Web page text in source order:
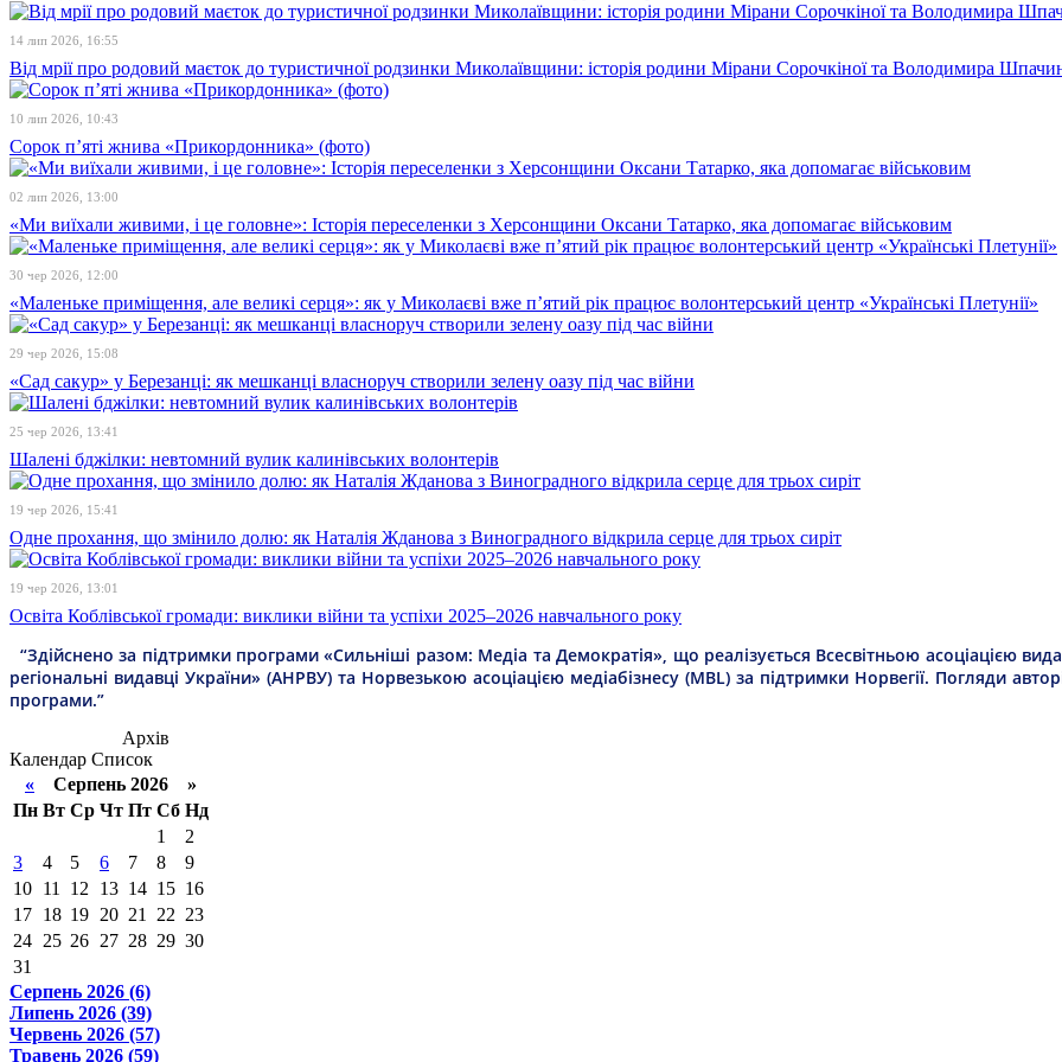
14 лип 2026, 16:55
Від мрії про родовий маєток до туристичної родзинки Миколаївщини: історія родини Мірани Сорочкіної та Володимира
10 лип 2026, 10:43
Сорок п’яті жнива «Прикордонника» (фото)
02 лип 2026, 13:00
«Ми виїхали живими, і це головне»: Історія переселенки з Херсонщини Оксани Татарко, яка допомагає військовим
30 чер 2026, 12:00
«Маленьке приміщення, але великі серця»: як у Миколаєві вже п’ятий рік працює волонтерський центр «Українські Плетунії»
29 чер 2026, 15:08
«Сад сакур» у Березанці: як мешканці власноруч створили зелену оазу під час війни
25 чер 2026, 13:41
Шалені бджілки: невтомний вулик калинівських волонтерів
19 чер 2026, 15:41
Одне прохання, що змінило долю: як Наталія Жданова з Виноградного відкрила серце для трьох сиріт
19 чер 2026, 13:01
Освіта Коблівської громади: виклики війни та успіхи 2025–2026 навчального року
“Здійснено за підтримки програми «Сильніші разом: Медіа та Демократія», що реалізується Всесвітньою асоціацією
регіональні видавці України» (АНРВУ) та Норвезькою асоціацією медіабізнесу (MBL) за підтримки Норвегії. Погляди
програми.”
Архів
Календар Список
« Серпень 2026 »
Пн Вт Ср Чт Пт Сб Нд
1
2
3
4 5 6 7 8
9
10 11 12 13 14 15 16
17 18 19 20 21 22 23
24 25 26 27 28 29 30
31
Серпень 2026 (6)
Липень 2026 (39)
Червень 2026 (57)
Травень 2026 (59)